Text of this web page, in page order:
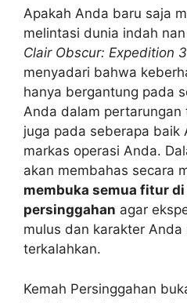
Apakah Anda baru saja
melintasi dunia indah
Clair Obscur: Expedition
menyadari bahwa
hanya bergantung pada
Anda dalam
juga pada seberapa baik
markas operasi Anda.
akan membahas secara
membuka semua fitur
persinggahan agar
mulus dan karakter
terkalahkan.
Kemah Persinggahan